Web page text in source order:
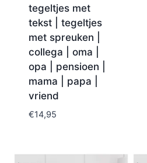
tegeltjes met
tekst | tegeltjes
met spreuken |
collega | oma |
opa | pensioen |
mama | papa |
vriend
€14,95